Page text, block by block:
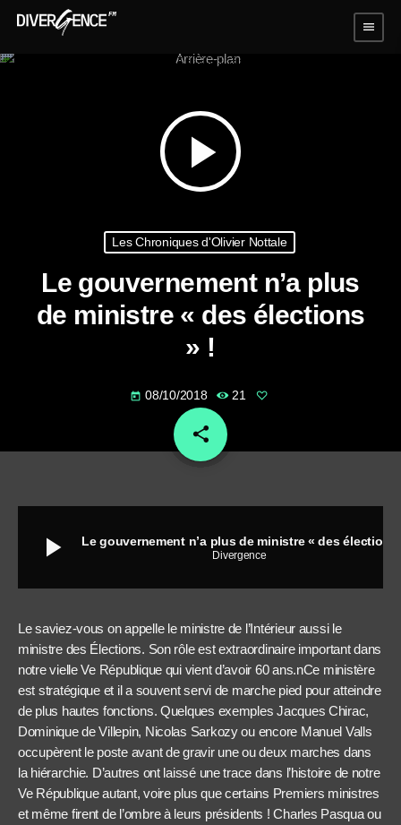
menu
play_arrow
Les Chroniques d'Olivier Nottale
Le gouvernement n’a plus
de ministre « des élections
» !
today 08/10/2018 21
share
email
play_arrow Divergence
Le saviez-vous on appelle le ministre de l’Intérieur aussi le
ministre des Élections. Son rôle est extraordinaire important dans
notre vielle Ve République qui vient d’avoir 60 ans.nCe ministère
est stratégique et il a souvent servi de marche pied pour atteindre
de plus hautes fonctions. Quelques exemples Jacques Chirac,
Dominique de Villepin, Nicolas Sarkozy ou encore Manuel Valls
occupèrent le poste avant de gravir une ou deux marches dans
la hiérarchie. D’autres ont laissé une trace dans l’histoire de notre
Ve République autant, voire plus que certains Premiers ministres
et même firent de l’ombre à leurs présidents ! Charles Pasqua ou